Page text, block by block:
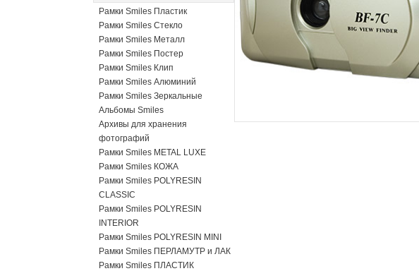
Рамки Smiles Пластик
Рамки Smiles Стекло
Рамки Smiles Металл
Рамки Smiles Постер
Рамки Smiles Клип
Рамки Smiles Алюминий
Рамки Smiles Зеркальные
Альбомы Smiles
Архивы для хранения
фотографий
Рамки Smiles METAL LUXE
Рамки Smiles КОЖА
Рамки Smiles POLYRESIN
CLASSIC
Рамки Smiles POLYRESIN
INTERIOR
Рамки Smiles POLYRESIN MINI
Рамки Smiles ПЕРЛАМУТР и ЛАК
Рамки Smiles ПЛАСТИК